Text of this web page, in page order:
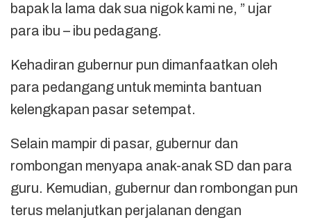
bapak la lama dak sua nigok kami ne, ” ujar
para ibu – ibu pedagang.
Kehadiran gubernur pun dimanfaatkan oleh
para pedangang untuk meminta bantuan
kelengkapan pasar setempat.
Selain mampir di pasar, gubernur dan
rombongan menyapa anak-anak SD dan para
guru. Kemudian, gubernur dan rombongan pun
terus melanjutkan perjalanan dengan